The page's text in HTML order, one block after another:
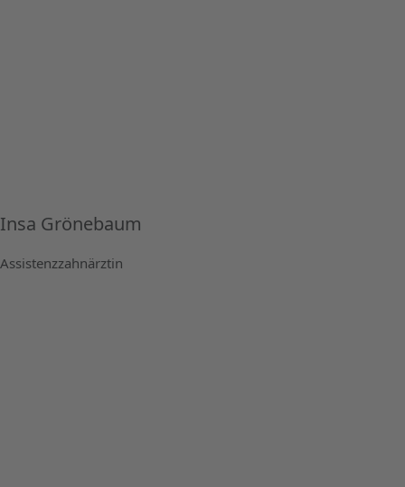
Insa Grönebaum
Assistenzzahnärztin